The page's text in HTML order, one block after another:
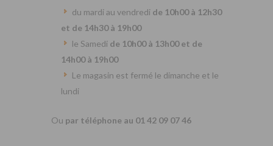
du mardi au vendredi de 10h00 à 12h30
et de 14h30 à 19h00
le Samedi de 10h00 à 13h00 et de
14h00 à 19h00
Le magasin est fermé le dimanche et le
lundi
Ou par téléphone au 01 42 09 07 46